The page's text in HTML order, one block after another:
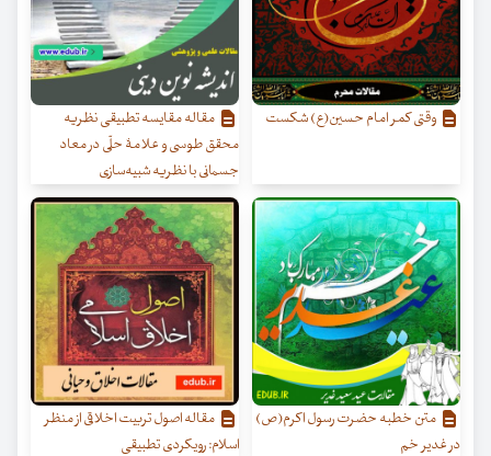
وقتی کمر امام حسین(ع) شکست
مقاله مقایسه تطبیقی نظریه
محقق طوسی و علامۀ حلّی در معاد
جسمانی با نظریه شبیه‌سازی
متن خطبه حضرت رسول اکرم(ص)
در غدیر خم
مقاله اصول تربیت اخلاقی از منظر
اسلام: رویکردی تطبیقی